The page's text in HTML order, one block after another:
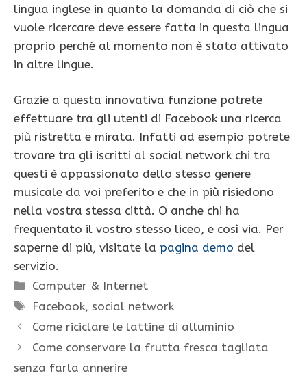
lingua inglese in quanto la domanda di ciò che si
vuole ricercare deve essere fatta in questa lingua
proprio perché al momento non è stato attivato
in altre lingue.
Grazie a questa innovativa funzione potrete
effettuare tra gli utenti di Facebook una ricerca
più ristretta e mirata. Infatti ad esempio potrete
trovare tra gli iscritti al social network chi tra
questi è appassionato dello stesso genere
musicale da voi preferito e che in più risiedono
nella vostra stessa città. O anche chi ha
frequentato il vostro stesso liceo, e così via. Per
saperne di più, visitate la pagina demo del
servizio.
Categorie
Computer & Internet
Tag
Facebook,social network
Come riciclare le lattine di alluminio
Come conservare la frutta fresca tagliata
senza farla annerire